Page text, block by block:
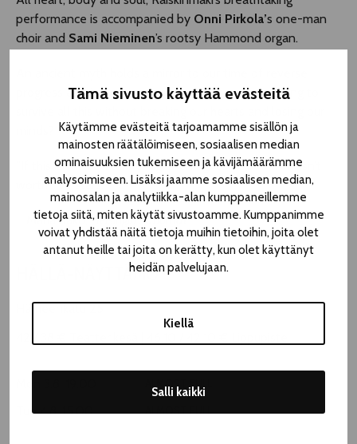
Tämä sivusto käyttää evästeitä
Käytämme evästeitä tarjoamamme sisällön ja
mainosten räätälöimiseen, sosiaalisen median
ominaisuuksien tukemiseen ja kävijämäärämme
analysoimiseen. Lisäksi jaamme sosiaalisen median,
mainosalan ja analytiikka-alan kumppaneillemme
tietoja siitä, miten käytät sivustoamme. Kumppanimme
voivat yhdistää näitä tietoja muihin tietoihin, joita olet
antanut heille tai joita on kerätty, kun olet käyttänyt
heidän palvelujaan.
Kiellä
Salli kaikki
performance is accompanied by Onni Pirkola’s one-man
choir and Sami Nieminen’s rootsy Hammond organ.
progress and increasing misogyny. How are we going to
”If this isn’t five-star acting, then I guess God’s work isn’t
worth five stars.”
– Maria Säkö,Helsingin Sanomat
HÄLLÄ-NÄYTTÄMÖ
Hämeenkatu 25
ALMOST FULL
Tue 4.8. 15.00 ALMOST FULL